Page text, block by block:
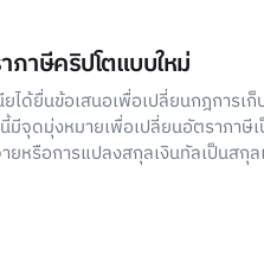
าษีคริปโตแบบใหม่
ได้ยื่นข้อเสนอเพื่อเปลี่ยนกฎการเ
มีจุดมุ่งหมายเพื่อเปลี่ยนอัตราภาษี
ยหรือการแปลงสกุลเงินทัลเป็นสกุล